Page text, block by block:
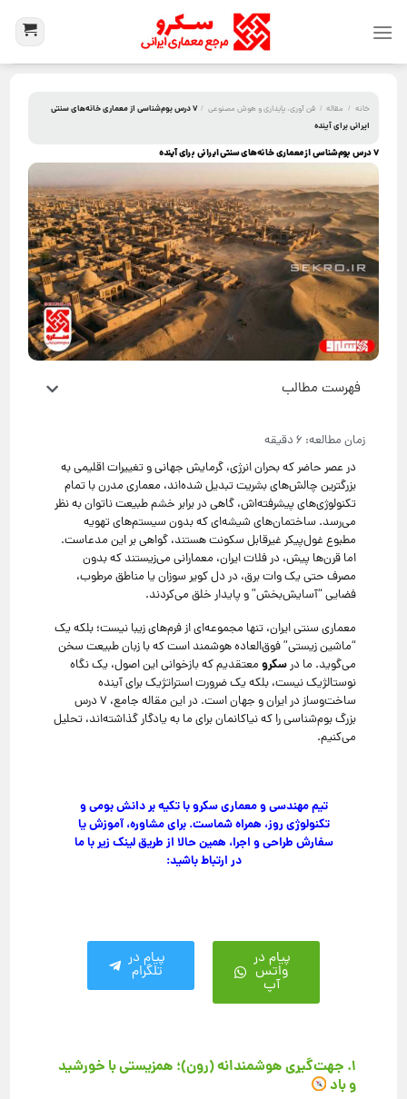
خانه / مقاله / فن آوری، پایداری و هوش مصنوعی /
۷ درس بوم‌شناسی از معماری خانه‌های سنتی
ایرانی برای آینده
۷ درس بوم‌شناسی از معماری خانه‌های سنتی ایرانی برای آینده
فهرست مطالب
در عصر حاضر که بحران انرژی، گرمایش جهانی و تغییرات اقلیمی به
بزرگترین چالش‌های بشریت تبدیل شده‌اند، معماری مدرن با تمام
تکنولوژی‌های پیشرفته‌اش، گاهی در برابر خشم طبیعت ناتوان به نظر
می‌رسد. ساختمان‌های شیشه‌ای که بدون سیستم‌های تهویه
مطبوع غول‌پیکر غیرقابل سکونت هستند، گواهی بر این مدعاست.
اما قرن‌ها پیش، در فلات ایران، معمارانی می‌زیستند که بدون
مصرف حتی یک وات برق، در دل کویر سوزان یا مناطق مرطوب،
فضایی “آسایش‌بخش” و پایدار خلق می‌کردند.
معماری سنتی ایران، تنها مجموعه‌ای از فرم‌های زیبا نیست؛ بلکه یک
“ماشین زیستی” فوق‌العاده هوشمند است که با زبان طبیعت سخن
می‌گوید. ما درسکرو معتقدیم که بازخوانی این اصول، یک نگاه
نوستالژیک نیست، بلکه یک ضرورت استراتژیک برای آینده
ساخت‌وساز در ایران و جهان است. در این مقاله جامع، ۷ درس
بزرگ بوم‌شناسی را که نیاکانمان برای ما به یادگار گذاشته‌اند، تحلیل
می‌کنیم.
تیم مهندسی و معماری سکرو با تکیه بر دانش بومی و
تکنولوژی روز، همراه شماست. برای مشاوره، آموزش یا
سفارش طراحی و اجرا، همین حالا از طریق لینک زیر با ما
در ارتباط باشید:
پیام در
واتس
آپ
پیام در
تلگرام
۱. جهت‌گیری هوشمندانه (رون)؛ همزیستی با خورشید
و باد